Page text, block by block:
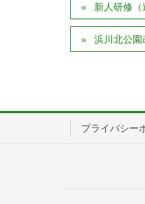
新人研修（
浜川北公園
プライバシー